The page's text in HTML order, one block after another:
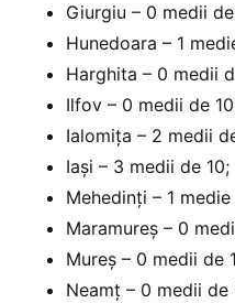
Giurgiu – 0 medii
Hunedoara – 1
Harghita – 0 medii
Ilfov – 0 medii de
Ialomița – 2 medii
Iași – 3 medii de 10;
Mehedinți – 1 medie
Maramureș – 0
Mureș – 0 medii de
Neamț – 0 medii de